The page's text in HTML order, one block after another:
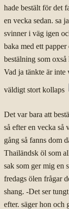
hade bestält för det
en vecka sedan. sa
svinner i väg igen
baka med ett
bestälning som
Vad ja tänkte är inte
väldigt stort kollaps
Det var bara att
så efter en vecka så
gång så fanns dom
Thailändsk öl som
sak som ger mig en
fredags ölen frågar
shang. -Det ser
efter. säger hon